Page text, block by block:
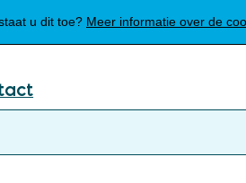
u dit toe? Meer informatie over de
Mijn Meierijstad